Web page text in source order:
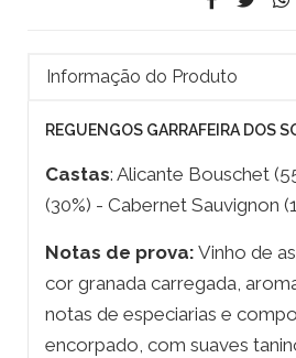
Informação do Produto
REGUENGOS GARRAFEIRA DOS
Castas: Alicante Bouschet
(30%) - Cabernet Sauvignon
Notas de prova: Vinho de
cor granada carregada,
notas de especiarias e
encorpado, com suaves